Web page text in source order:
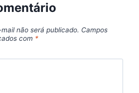
não será publicado. Campos
com *